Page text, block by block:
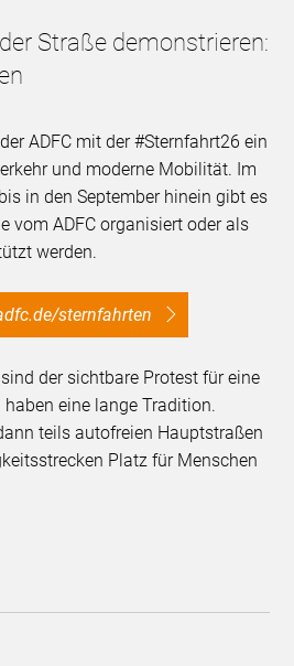
Straße demonstrieren:
ADFC mit der #Sternfahrt26 ein
und moderne Mobilität. Im
in den September hinein gibt es
vom ADFC organisiert oder als
werden.
sternfahrten
der sichtbare Protest für eine
eine lange Tradition.
teils autofreien Hauptstraßen
Platz für Menschen